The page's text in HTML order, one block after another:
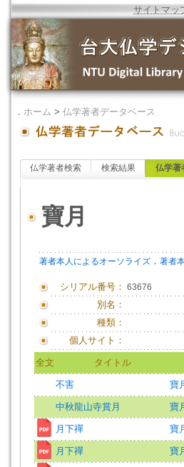
サイトマッ
． ホーム > 仏学著者データベース
仏学著者検索 検索結果 仏学著
寶月
著者本人によるオーソライズ ． 著者
シリアル番号： 63676
別名：
種類：
個人サイト：
全文 タイトル
不害 寶
中秋龍山寺賞月 寶
月下禪 寶
月下禪 寶